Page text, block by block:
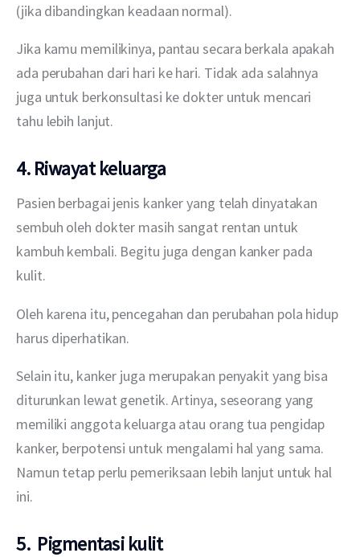
(jika dibandingkan keadaan normal).
Jika kamu memilikinya, pantau secara berkala apakah
ada perubahan dari hari ke hari. Tidak ada salahnya
juga untuk berkonsultasi ke dokter untuk mencari
tahu lebih lanjut.
4. Riwayat keluarga
Pasien berbagai jenis kanker yang telah dinyatakan
sembuh oleh dokter masih sangat rentan untuk
kambuh kembali. Begitu juga dengan kanker pada
kulit.
Oleh karena itu, pencegahan dan perubahan pola hidup
harus diperhatikan.
Selain itu, kanker juga merupakan penyakit yang bisa
diturunkan lewat genetik. Artinya, seseorang yang
memiliki anggota keluarga atau orang tua pengidap
kanker, berpotensi untuk mengalami hal yang sama.
Namun tetap perlu pemeriksaan lebih lanjut untuk hal
ini.
5. Pigmentasi kulit